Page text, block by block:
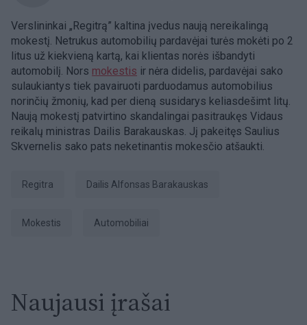
Verslininkai „Regitrą” kaltina įvedus naują nereikalingą
mokestį. Netrukus automobilių pardavėjai turės mokėti po 2
litus už kiekvieną kartą, kai klientas norės išbandyti
automobilį. Nors mokestis ir nėra didelis, pardavėjai sako
sulaukiantys tiek pavairuoti parduodamus automobilius
norinčių žmonių, kad per dieną susidarys keliasdešimt litų.
Naują mokestį patvirtino skandalingai pasitraukęs Vidaus
reikalų ministras Dailis Barakauskas. Jį pakeitęs Saulius
Skvernelis sako pats neketinantis mokesčio atšaukti.
Regitra Dailis Alfonsas Barakauskas
mokestis Automobiliai
Naujausi įrašai